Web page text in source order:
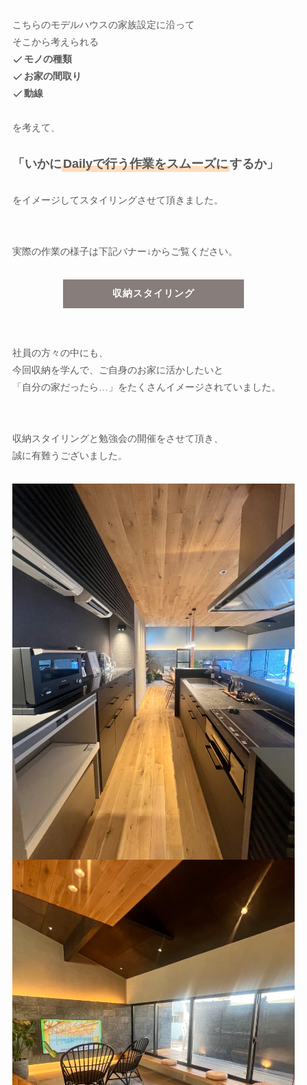
こちらのモデルハウスの家族設定に沿って
そこから考えられる
モノの種類
お家の間取り
動線
を考えて、
「いかにDailyで行う作業をスムーズにするか」
をイメージしてスタイリングさせて頂きました。
実際の作業の様子は下記バナー↓からご覧ください。
収納スタイリング
社員の方々の中にも、
今回収納を学んで、ご自身のお家に活かしたいと
「自分の家だったら…」をたくさんイメージされていました。
収納スタイリングと勉強会の開催をさせて頂き、
誠に有難うございました。